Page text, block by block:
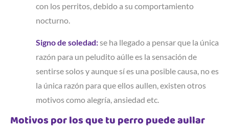
con los perritos, debido a su comportamiento
nocturno.
Signo de soledad:se ha llegado a pensar que la única
razón para un peludito aúlle es la sensación de
sentirse solos y aunque sí es una posible causa, no es
la única razón para que ellos aullen, existen otros
motivos como alegría, ansiedad etc.
Motivos por los que tu perro puede aullar